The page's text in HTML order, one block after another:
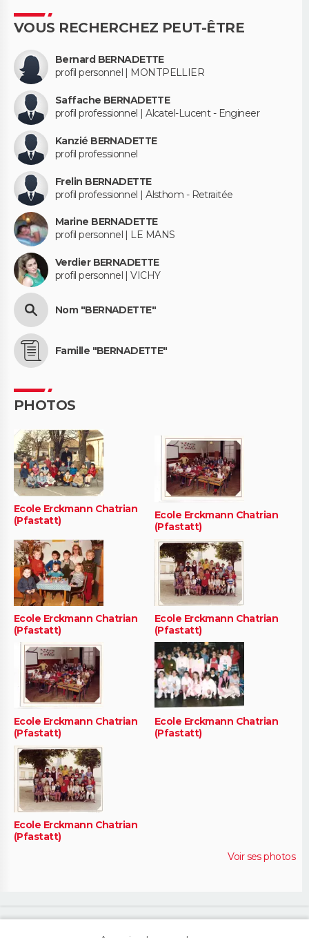
VOUS RECHERCHEZ PEUT-ÊTRE
Bernard BERNADETTE
profil personnel | MONTPELLIER
Saffache BERNADETTE
profil professionnel | Alcatel-Lucent - Engineer
Kanzié BERNADETTE
profil professionnel
Frelin BERNADETTE
profil professionnel | Alsthom - Retraitée
Marine BERNADETTE
profil personnel | LE MANS
Verdier BERNADETTE
profil personnel | VICHY
Nom "BERNADETTE"
Famille "BERNADETTE"
PHOTOS
Ecole Erckmann Chatrian
(Pfastatt)
Ecole Erckmann Chatrian
(Pfastatt)
Ecole Erckmann Chatrian
(Pfastatt)
Ecole Erckmann Chatrian
(Pfastatt)
Ecole Erckmann Chatrian
(Pfastatt)
Ecole Erckmann Chatrian
(Pfastatt)
Ecole Erckmann Chatrian
(Pfastatt)
Voir ses photos